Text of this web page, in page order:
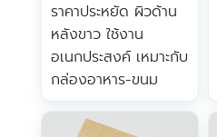
ราคาประหยัด ผิวด้าน
หลังขาว ใช้งาน
อเนกประสงค์ เหมาะกับ
กล่องอาหาร-ขนม